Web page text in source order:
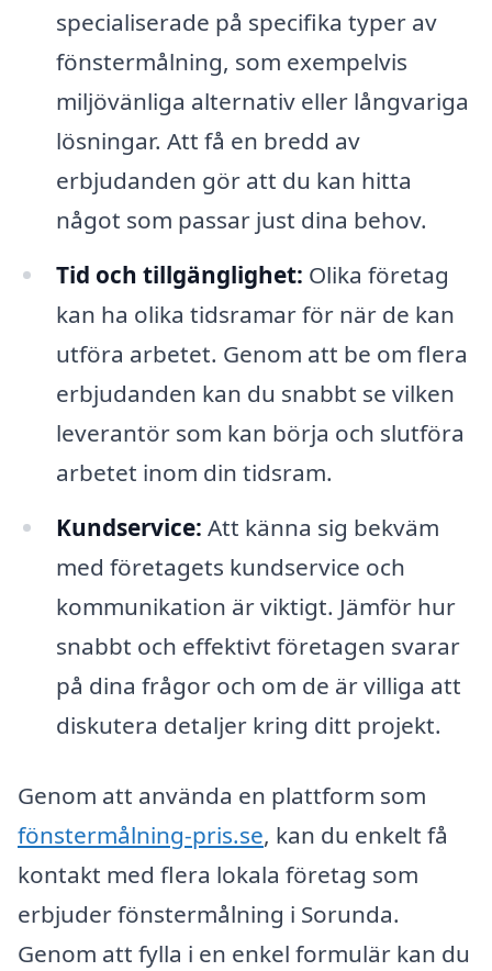
specialiserade på specifika typer av
fönstermålning, som exempelvis
miljövänliga alternativ eller långvariga
lösningar. Att få en bredd av
erbjudanden gör att du kan hitta
något som passar just dina behov.
Tid och tillgänglighet: Olika företag
kan ha olika tidsramar för när de kan
utföra arbetet. Genom att be om flera
erbjudanden kan du snabbt se vilken
leverantör som kan börja och slutföra
arbetet inom din tidsram.
Kundservice: Att känna sig bekväm
med företagets kundservice och
kommunikation är viktigt. Jämför hur
snabbt och effektivt företagen svarar
på dina frågor och om de är villiga att
diskutera detaljer kring ditt projekt.
Genom att använda en plattform som
fönstermålning-pris.se, kan du enkelt få
kontakt med flera lokala företag som
erbjuder fönstermålning i Sorunda.
Genom att fylla i en enkel formulär kan du